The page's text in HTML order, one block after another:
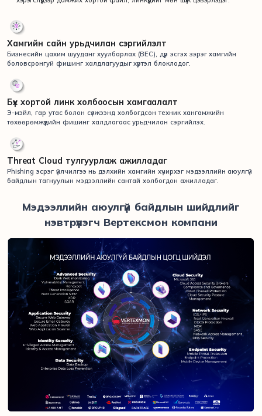
Хамгийн сайн урьдчилан сэргийлэлт
Бизнесийн цахим шууданг хуулбарлах (BEC), дүр эсгэх зэрэг хамгийн
боловсронгуй фишинг халдлагуудыг хүртэл блоклодог.
Бүх хортой линк холбоосын хамгаалалт
Э-мэйл, гар утас болон сүлжээнд холбогдсон техник хангамжийн
төхөөрөмжүүдийн фишинг халдлагаас урьдчилан сэргийлэх.
Threat Cloud тулгуурлаж ажилладаг
Phishing эсрэг үйлчилгээ нь дэлхийн хамгийн хүчирхэг мэдээллийн аюулгүй
байдлын тагнуулын мэдээллийн сантай холбогдон ажилладаг.
Мэдээллийн аюулгүй байдлын шийдлийг
нэвтрүүлэгч Вертексмон компани